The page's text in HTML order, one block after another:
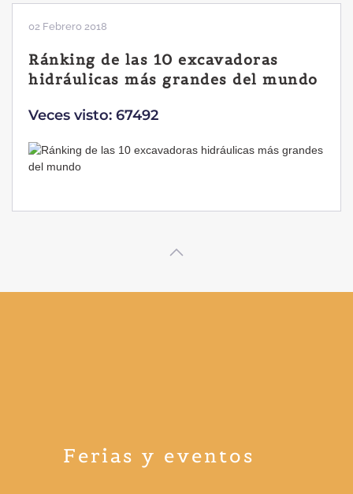
02 Febrero 2018
Ránking de las 10 excavadoras
hidráulicas más grandes del mundo
Veces visto: 67492
Ferias y eventos